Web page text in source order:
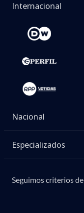
Internacional
Nacional
Especializados
Seguimos criterios de